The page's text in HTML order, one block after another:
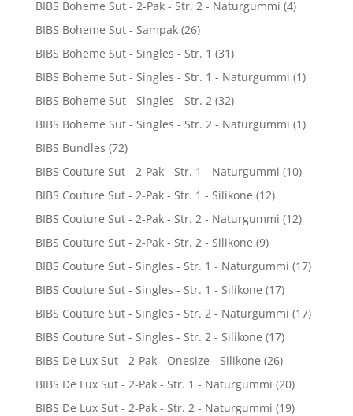
BIBS Boheme Sut - 2-Pak - Str. 2 - Naturgummi (4)
BIBS Boheme Sut - Sampak (26)
BIBS Boheme Sut - Singles - Str. 1 (31)
BIBS Boheme Sut - Singles - Str. 1 - Naturgummi (1)
BIBS Boheme Sut - Singles - Str. 2 (32)
BIBS Boheme Sut - Singles - Str. 2 - Naturgummi (1)
BIBS Bundles (72)
BIBS Couture Sut - 2-Pak - Str. 1 - Naturgummi (10)
BIBS Couture Sut - 2-Pak - Str. 1 - Silikone (12)
BIBS Couture Sut - 2-Pak - Str. 2 - Naturgummi (12)
BIBS Couture Sut - 2-Pak - Str. 2 - Silikone (9)
BIBS Couture Sut - Singles - Str. 1 - Naturgummi (17)
BIBS Couture Sut - Singles - Str. 1 - Silikone (17)
BIBS Couture Sut - Singles - Str. 2 - Naturgummi (17)
BIBS Couture Sut - Singles - Str. 2 - Silikone (17)
BIBS De Lux Sut - 2-Pak - Onesize - Silikone (26)
BIBS De Lux Sut - 2-Pak - Str. 1 - Naturgummi (20)
BIBS De Lux Sut - 2-Pak - Str. 2 - Naturgummi (19)